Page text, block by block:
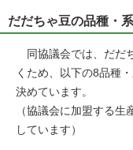
だだちゃ豆の品種・
同協議会では、だだ
くため、以下の8品種
決めています。
（協議会に加盟する
しています）